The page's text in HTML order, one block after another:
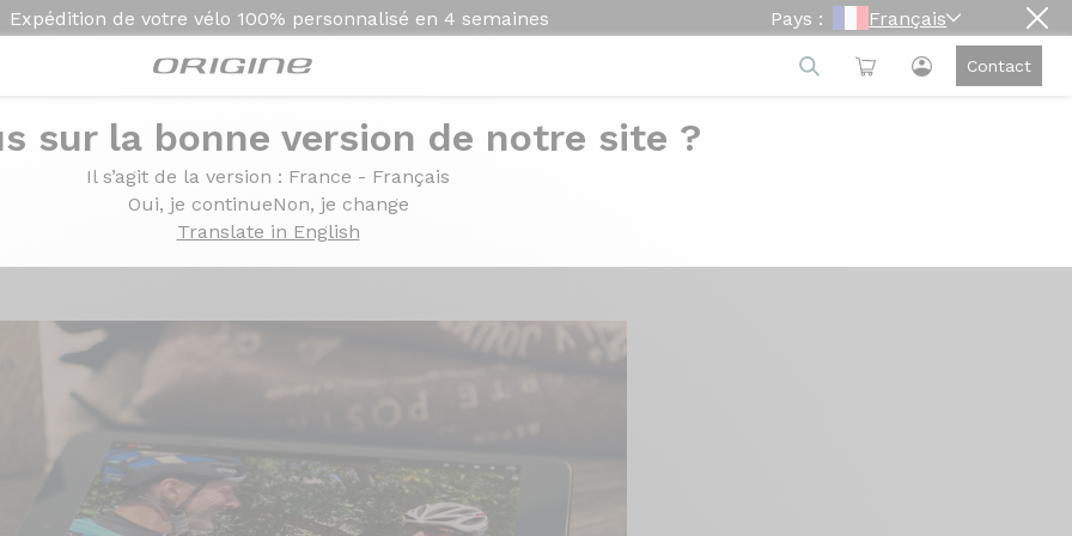
Expédition de votre vélo 100% personnalisé en 4 semaines Pays : Français
Contact
sur la bonne version de notre site ?
Il s’agit de la version : France - Français
Oui, je continueNon, je change
Translate in English
II GTR par La meilleure cyclosportive de votre vie
II GTR par La meilleure
votre vie